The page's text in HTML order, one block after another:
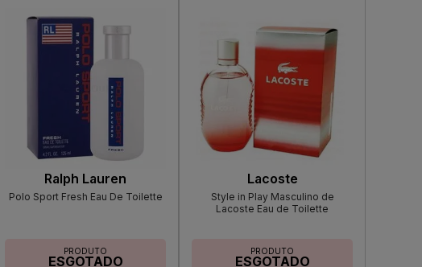
Ralph Lauren
Polo Sport Fresh Eau De Toilette
PRODUTO
ESGOTADO
Lacoste
Style in Play Masculino de
Lacoste Eau de Toilette
PRODUTO
ESGOTADO